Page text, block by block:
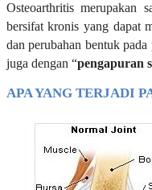
Osteoarthritis merupakan
bersifat kronis yang dapat
dan perubahan bentuk
juga dengan “pengapuran
APA YANG TERJADI